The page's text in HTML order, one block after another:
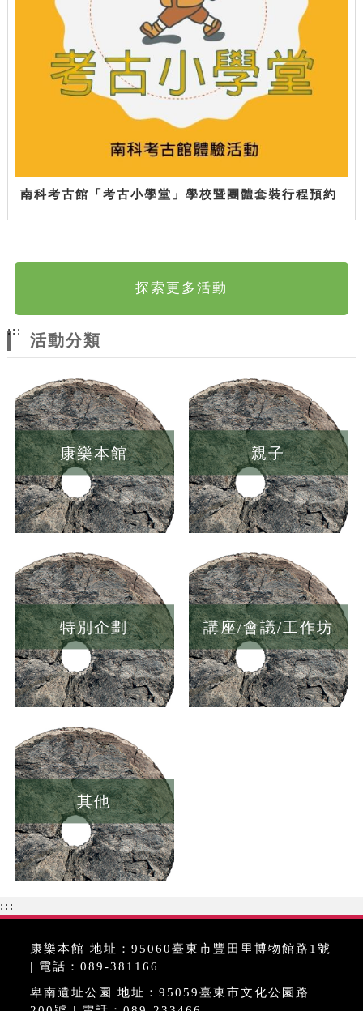
南科考古館「考古小學堂」學校暨團體套裝行程預約
探索更多活動
:::
活動分類
康樂本館 親子
特別企劃 講座/會議/工作坊
其他
:::
康樂本館 地址：95060臺東市豐田里博物館路1號
| 電話：089-381166
卑南遺址公園 地址：95059臺東市文化公園路